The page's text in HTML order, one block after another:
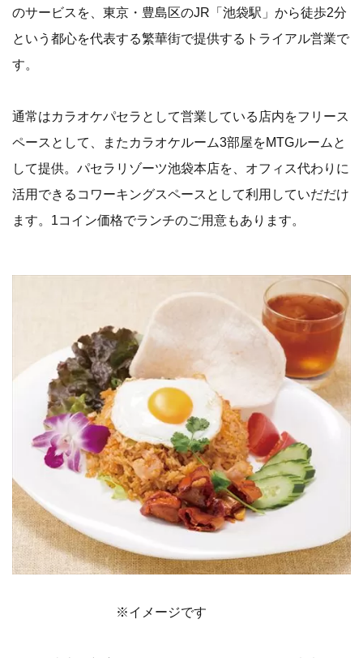
のサービスを、東京・豊島区のJR「池袋駅」から徒歩2分
という都心を代表する繁華街で提供するトライアル営業で
す。
通常はカラオケパセラとして営業している店内をフリース
ペースとして、またカラオケルーム3部屋をMTGルームと
して提供。パセラリゾーツ池袋本店を、オフィス代わりに
活用できるコワーキングスペースとして利用していだだけ
ます。1コイン価格でランチのご用意もあります。
※イメージです